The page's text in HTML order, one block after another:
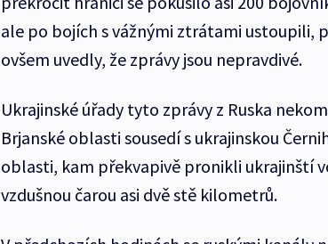
ale po bojích s vážnými ztrátami ustoupili,
ovšem uvedly, že zprávy jsou nepravdivé.
Ukrajinské úřady tyto zprávy z Ruska
Brjanské oblasti sousedí s ukrajinskou
oblasti, kam překvapivě pronikli ukrajinští
vzdušnou čarou asi dvě stě kilometrů.